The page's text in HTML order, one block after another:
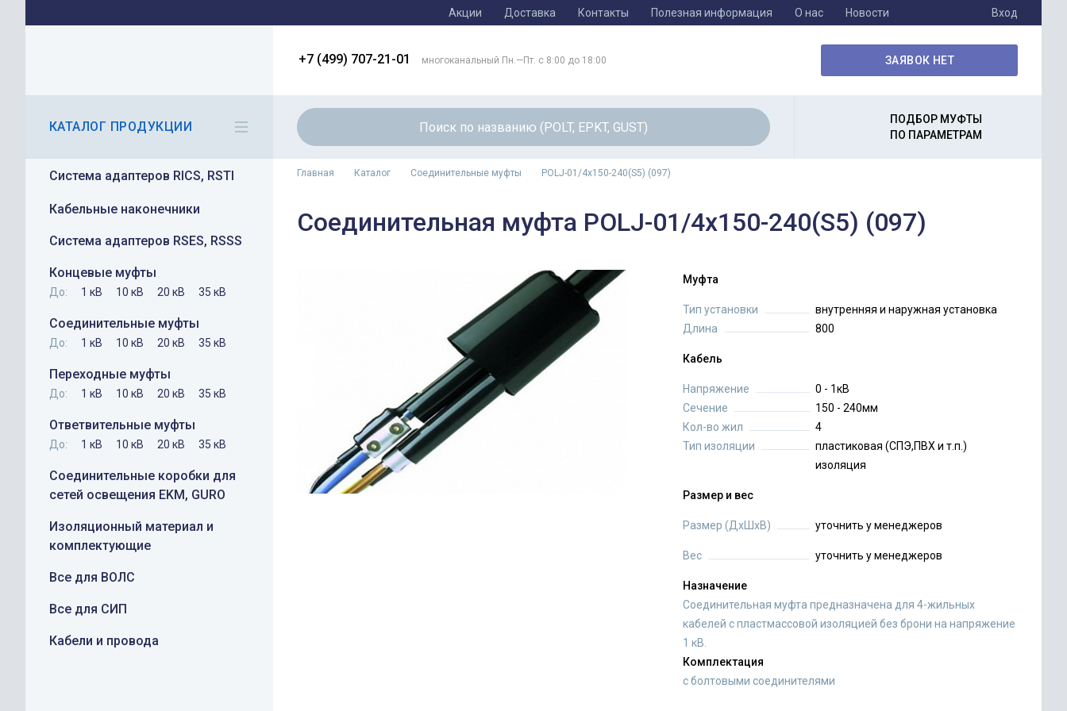
Акции Доставка Контакты Полезная информация О нас Новости Вход
+7 (499) 707-21-01 многоканальный Пн.—Пт. с 8:00 до 18:00 ЗАЯВОК НЕТ
КАТАЛОГ ПРОДУКЦИИ
Система адаптеров RICS, RSTI
Кабельные наконечники
Система адаптеров RSES, RSSS
Концевые муфты
До: 1 кВ 10 кВ 20 кВ 35 кВ
Соединительные муфты
До: 1 кВ 10 кВ 20 кВ 35 кВ
Переходные муфты
До: 1 кВ 10 кВ 20 кВ 35 кВ
Ответвительные муфты
До: 1 кВ 10 кВ 20 кВ 35 кВ
Соединительные коробки для
сетей освещения EKM, GURO
Изоляционный материал и
комплектующие
Все для ВОЛС
Все для СИП
Кабели и провода
ПОДБОР МУФТЫ
ПО ПАРАМЕТРАМ
Главная Каталог Соединительные муфты POLJ-01/4x150-240(S5) (097)
Соединительная муфта POLJ-01/4x150-240(S5) (097)
Муфта
Тип установки
внутренняя и наружная установка
Длина
800
Кабель
Напряжение
0 - 1кВ
Сечение
150 - 240мм
Кол-во жил
4
Тип изоляции
пластиковая (СПЭ,ПВХ и т.п.)
изоляция
Размер и вес
Размер (ДхШхВ) уточнить у менеджеров
Вес уточнить у менеджеров
Назначение
Соединительная муфта предназначена для 4-жильных
кабелей с пластмассовой изоляцией без брони на напряжение
1 кВ.
Комплектация
с болтовыми соединителями